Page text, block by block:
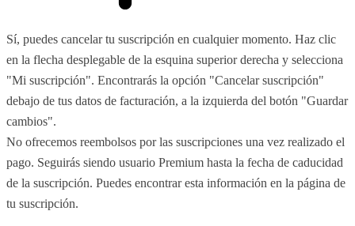
Sí, puedes cancelar tu suscripción en cualquier momento. Haz clic
en la flecha desplegable de la esquina superior derecha y selecciona
"Mi suscripción". Encontrarás la opción "Cancelar suscripción"
debajo de tus datos de facturación, a la izquierda del botón "Guardar
cambios".
No ofrecemos reembolsos por las suscripciones una vez realizado el
pago. Seguirás siendo usuario Premium hasta la fecha de caducidad
de la suscripción. Puedes encontrar esta información en la página de
tu suscripción.